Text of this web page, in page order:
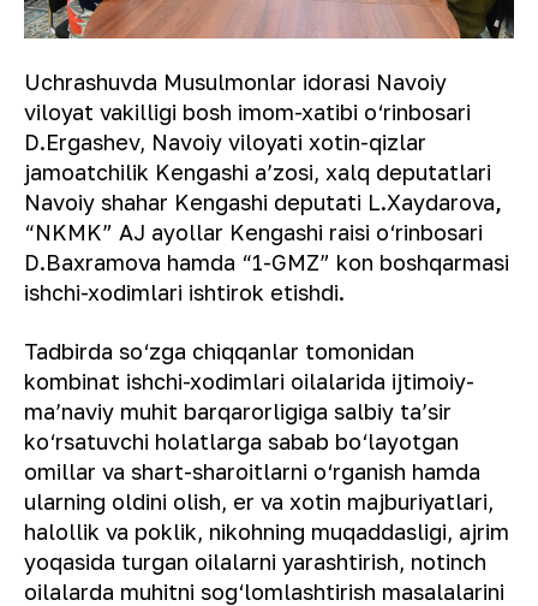
Uchrashuvda Musulmonlar idorasi Navoiy
viloyat vakilligi bosh imom-xatibi o‘rinbosari
D.Ergashev, Navoiy viloyati xotin-qizlar
jamoatchilik Kengashi aʼzosi, xalq deputatlari
Navoiy shahar Kengashi deputati L.Xaydarova,
“NKMK” AJ ayollar Kengashi raisi o‘rinbosari
D.Baxramova hamda “1-GMZ” kon boshqarmasi
ishchi-xodimlari ishtirok etishdi.
Tadbirda so‘zga chiqqanlar tomonidan
kombinat ishchi-xodimlari oilalarida ijtimoiy-
maʼnaviy muhit barqarorligiga salbiy taʼsir
ko‘rsatuvchi holatlarga sabab bo‘layotgan
omillar va shart-sharoitlarni o‘rganish hamda
ularning oldini olish, er va xotin majburiyatlari,
halollik va poklik, nikohning muqaddasligi, ajrim
yoqasida turgan oilalarni yarashtirish, notinch
oilalarda muhitni sog‘lomlashtirish masalalarini